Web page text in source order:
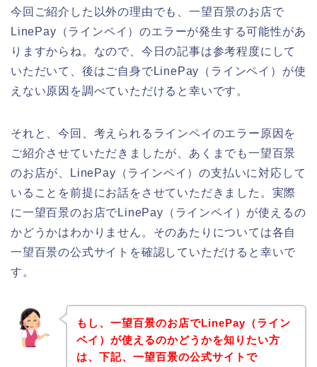
今回ご紹介した以外の理由でも、一望百景のお店で
LinePay（ラインペイ）のエラーが発生する可能性があ
りますからね。なので、今日の記事は参考程度にして
いただいて、後はご自身でLinePay（ラインペイ）が使
えない原因を調べていただけると幸いです。
それと、今回、考えられるラインペイのエラー原因を
ご紹介させていただきましたが、あくまでも一望百景
のお店が、LinePay（ラインペイ）の支払いに対応して
いることを前提にお話をさせていただきました。実際
に一望百景のお店でLinePay（ラインペイ）が使えるの
かどうかはわかりません。そのあたりについては各自
一望百景の公式サイトを確認していただけると幸いで
す。
もし、一望百景のお店でLinePay（ライン
ペイ）が使えるのかどうかを知りたい方
は、下記、一望百景の公式サイトで